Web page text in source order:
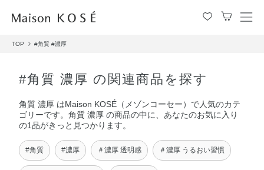
メ
TOP #角質 #濃厚
#角質 濃厚 の関連商品を探す
角質 濃厚 はMaison KOSÉ（メゾンコーセー）で人気のカテ
ゴリーです。角質 濃厚 の商品の中に、あなたのお気に入り
の1品がきっと見つかります。
#角質 #濃厚 ＃濃厚 透明感 ＃濃厚 うるおい習慣